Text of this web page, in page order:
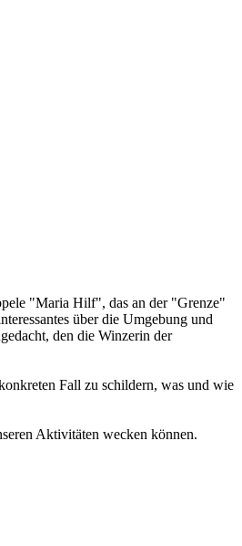
"Maria Hilf", das an der "Grenze"
über die Umgebung und
den die Winzerin der
Fall zu schildern, was und wie
Aktivitäten wecken können.